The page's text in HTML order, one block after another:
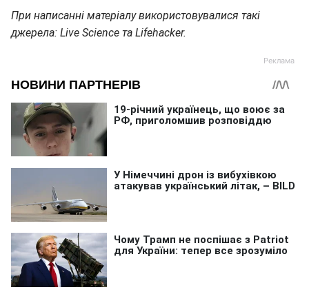
При написанні матеріалу використовувалися такі
джерела: Live Science та Lifehacker.